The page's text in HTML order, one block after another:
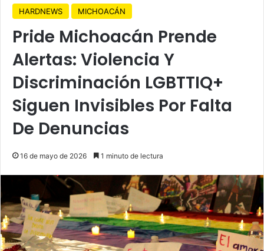
HARDNEWS MICHOACÁN
Pride Michoacán Prende
Alertas: Violencia Y
Discriminación LGBTTIQ+
Siguen Invisibles Por Falta
De Denuncias
16 de mayo de 2026 1 minuto de lectura